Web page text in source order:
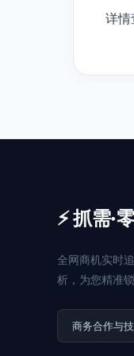
详情
⚡ 抓需·
全网商机实时
析，为您精准
商务合作与